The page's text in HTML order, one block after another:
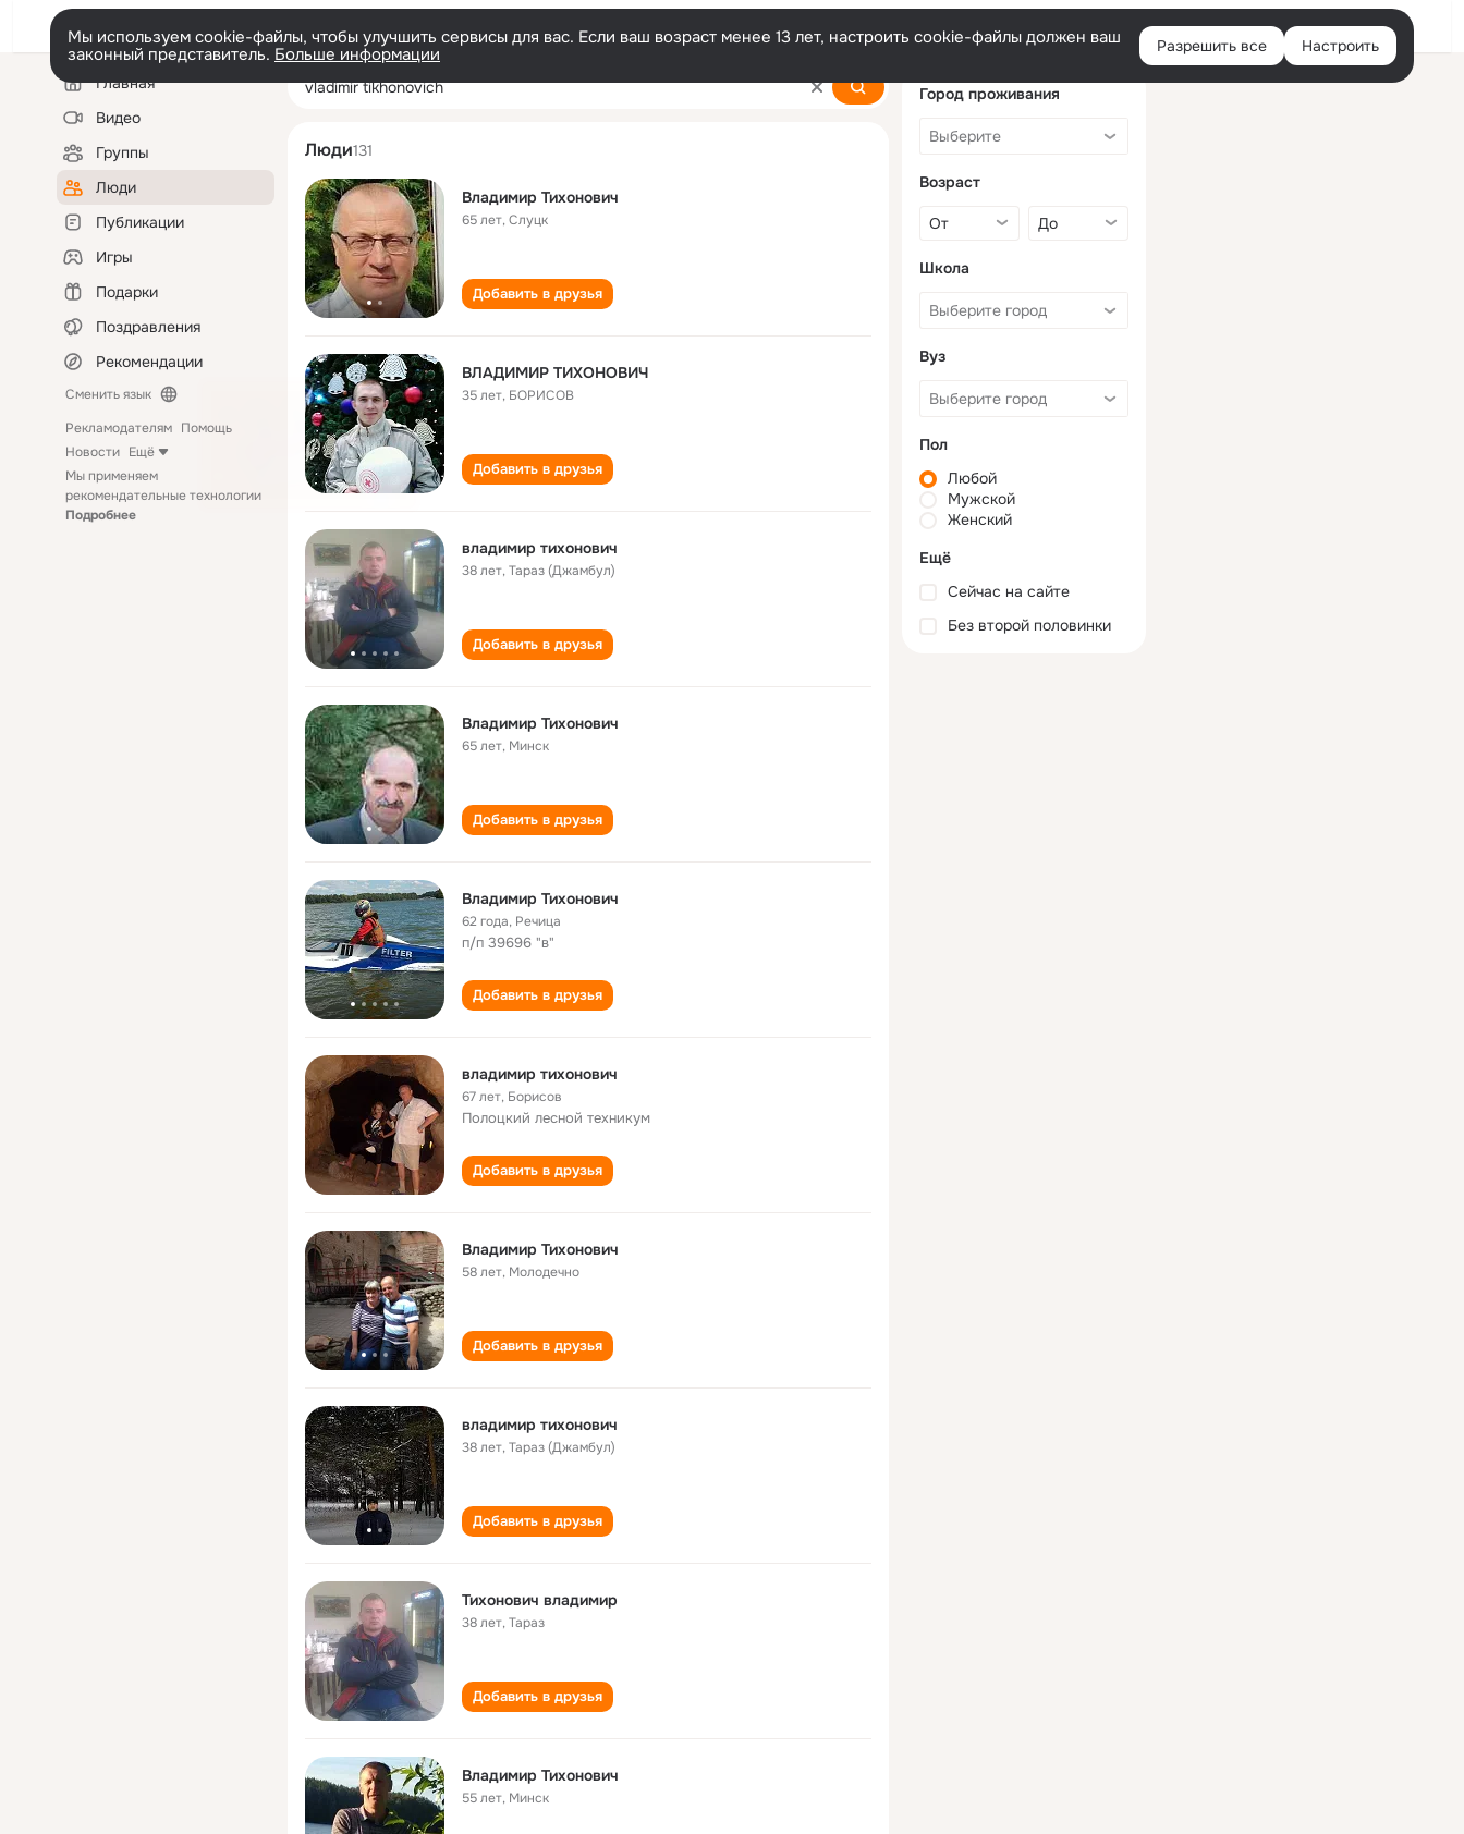
Войти
Мы используем cookie-файлы, чтобы улучшить сервисы для вас. Если ваш возраст менее 13 лет, настроить cookie-файлы должен ваш
законный представитель. Больше информации Разрешить все Настроить
Левая
колонкаГлавная
Видео
Группы
Люди
Публикации
Игры
Подарки
Поздравления
Рекомендации
Сменить язык
Рекламодателям Помощь
Новости Ещё
Мы применяем
рекомендательные технологии
Подробнее
vladimir tikhonovich
Люди131
Владимир Тихонович
65 лет,Слуцк
Добавить в друзья
ВЛАДИМИР ТИХОНОВИЧ
35 лет, БОРИСОВ
Добавить в друзья
владимир тихонович
38 лет,Тараз (Джамбул)
Добавить в друзья
Владимир Тихонович
65 лет, Минск
Добавить в друзья
Владимир Тихонович
62 года, Речица
п/п 39696 "в"
Добавить в друзья
владимир тихонович
67 лет, Борисов
Полоцкий лесной техникум
Добавить в друзья
Владимир Тихонович
58 лет, Молодечно
Добавить в друзья
владимир тихонович
38 лет,Тараз (Джамбул)
Добавить в друзья
Тихонович владимир
38 лет,Тараз
Добавить в друзья
Владимир Тихонович
55 лет, Минск
Город проживания
Возраст
Школа
Вуз
Пол
Любой
Мужской
Женский
Ещё
Сейчас на сайте
Без второй половинки